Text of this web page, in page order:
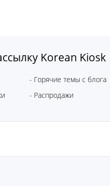
Korean Kiosk
- Горячие темы с блога
- Распродажи